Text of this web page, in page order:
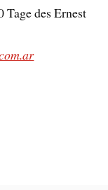
Tage des Ernest